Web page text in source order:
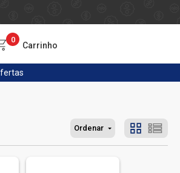
0
Carrinho
Ordenar